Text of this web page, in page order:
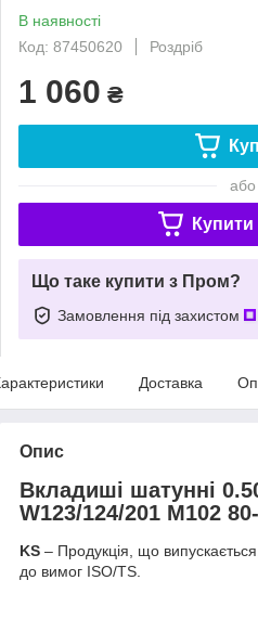
В наявності
Код: 87450620
Роздріб
1 060 ₴
або
Купити
Що таке купити з Пром?
Замовлення під захистом
Доставка
Опис
Вкладиші шатунні
W123/124/201 M102
KS – Продукція, що
до вимог ISO/TS.